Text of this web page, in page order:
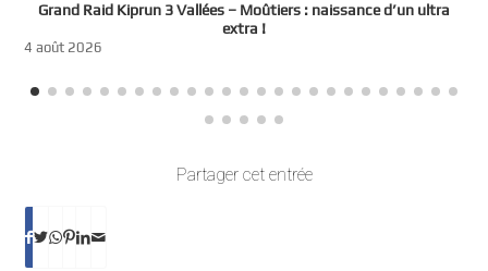
Grand Raid Kiprun 3 Vallées – Moûtiers : naissance d’un ultra
extra !
4 août 2026
Partager cet entrée